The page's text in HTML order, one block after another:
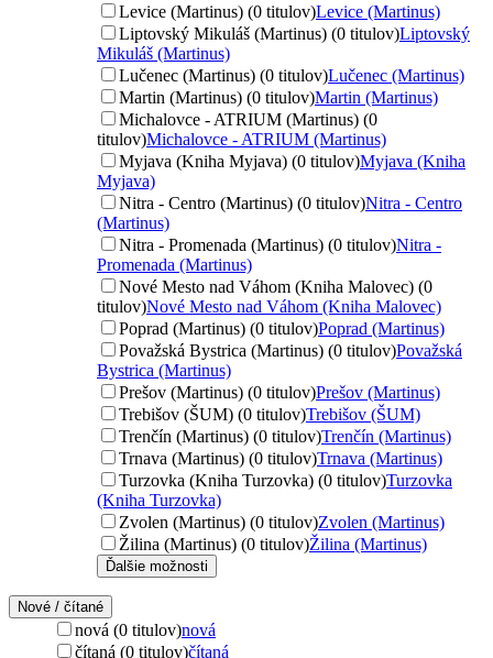
Levice (Martinus) (0 titulov)Levice (Martinus)
Liptovský Mikuláš (Martinus) (0 titulov)Liptovský
Mikuláš (Martinus)
Lučenec (Martinus) (0 titulov)Lučenec (Martinus)
Martin (Martinus) (0 titulov)Martin (Martinus)
Michalovce - ATRIUM (Martinus) (0
titulov)Michalovce - ATRIUM (Martinus)
Myjava (Kniha Myjava) (0 titulov)Myjava (Kniha
Myjava)
Nitra - Centro (Martinus) (0 titulov)Nitra - Centro
(Martinus)
Nitra - Promenada (Martinus) (0 titulov)Nitra -
Promenada (Martinus)
Nové Mesto nad Váhom (Kniha Malovec) (0
titulov)Nové Mesto nad Váhom (Kniha Malovec)
Poprad (Martinus) (0 titulov)Poprad (Martinus)
Považská Bystrica (Martinus) (0 titulov)Považská
Bystrica (Martinus)
Prešov (Martinus) (0 titulov)Prešov (Martinus)
Trebišov (ŠUM) (0 titulov)Trebišov (ŠUM)
Trenčín (Martinus) (0 titulov)Trenčín (Martinus)
Trnava (Martinus) (0 titulov)Trnava (Martinus)
Turzovka (Kniha Turzovka) (0 titulov)Turzovka
(Kniha Turzovka)
Zvolen (Martinus) (0 titulov)Zvolen (Martinus)
Žilina (Martinus) (0 titulov)Žilina (Martinus)
Ďalšie možnosti
Nové / čítané
nová (0 titulov)nová
čítaná (0 titulov)čítaná